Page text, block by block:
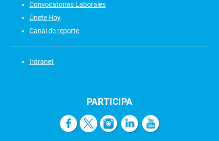
Convocatorias Laborales
Únete Hoy
Canal de reporte
Intranet
PARTICIPA